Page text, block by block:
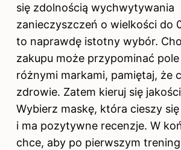
się zdolnością wychwytywania
zanieczyszczeń o wielkości do
to naprawdę istotny wybór.
zakupu może przypominać
różnymi markami, pamiętaj, że
zdrowie. Zatem kieruj się
Wybierz maskę, która cieszy
i ma pozytywne recenzje. W
chce, aby po pierwszym